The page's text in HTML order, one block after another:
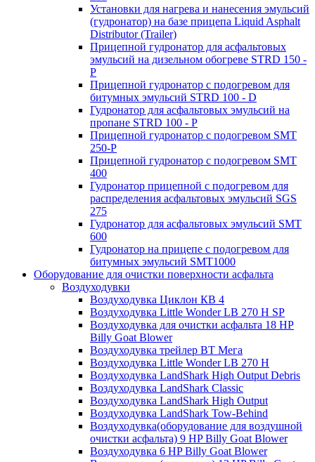
Установки для нагрева и нанесения эмульсий
(гудронатор) на базе прицепа Liquid Asphalt
Distributor (Trailer)
Прицепной гудронатор для асфальтовых
эмульсий на дизельном обогреве STRD 150 -
Р
Прицепной гудронатор с подогревом для
битумных эмульсий STRD 100 - D
Гудронатор для асфальтовых эмульсий на
пропане STRD 100 - P
Прицепной гудронатор с подогревом SMT
250-P
Прицепной гудронатор с подогревом SMT
400
Гудронатор прицепной с подогревом для
распределения асфальтовых эмульсий SGS
275
Гудронатор для асфальтовых эмульсий SMT
600
Гудронатор на прицепе с подогревом для
битумных эмульсий SMT1000
Оборудование для очистки поверхности асфальта
Воздуходувки
Воздуходувка Циклон КВ 4
Воздуходувка Little Wonder LB 270 H SP
Воздуходувка для очистки асфальта 18 HP
Billy Goat Blower
Воздуходувка трейлер ВТ Мега
Воздуходувка Little Wonder LB 270 H
Воздуходувка LandShark High Оutput Debris
Воздуходувка LandShark Classic
Воздуходувка LandShark High Output
Воздуходувка LandShark Tow-Behind
Воздуходувка(оборудование для воздушной
очистки асфальта) 9 HP Billy Goat Blower
Воздуходувка 6 HP Billy Goat Blower